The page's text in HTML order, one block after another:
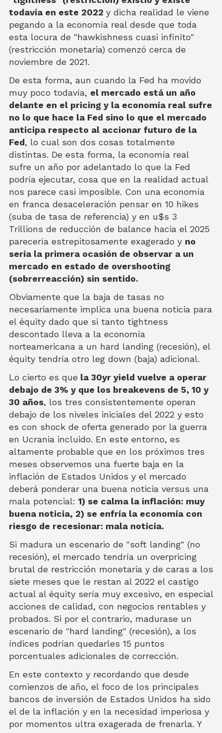
todavía en este 2022 y dicha realidad le viene
pegando a la economía real desde que toda
esta locura de "hawkishness cuasi infinito"
(restricción monetaria) comenzó cerca de
noviembre de 2021.
De esta forma, aun cuando la Fed ha movido
muy poco todavía, el mercado está un año
delante en el pricing y la economía real sufre
no lo que hace la Fed sino lo que el mercado
anticipa respecto al accionar futuro de la
Fed, lo cual son dos cosas totalmente
distintas. De esta forma, la economía real
sufre un año por adelantado lo que la Fed
podría ejecutar, cosa que en la realidad actual
nos parece casi imposible. Con una economía
en franca desaceleración pensar en 10 hikes
(suba de tasa de referencia) y en u$s 3
Trillions de reducción de balance hacia el 2025
parecería estrepitosamente exagerado y no
sería la primera ocasión de observar a un
mercado en estado de overshooting
(sobrerreacción) sin sentido.
Obviamente que la baja de tasas no
necesariamente implica una buena noticia para
el équity dado que si tanto tightness
descontado lleva a la economía
norteamericana a un hard landing (recesión), el
équity tendría otro leg down (baja) adicional.
Lo cierto es que la 30yr yield vuelve a operar
debajo de 3% y que los breakevens de 5, 10 y
30 años, los tres consistentemente operan
debajo de los niveles iniciales del 2022 y esto
es con shock de oferta generado por la guerra
en Ucrania incluido. En este entorno, es
altamente probable que en los próximos tres
meses observemos una fuerte baja en la
inflación de Estados Unidos y el mercado
deberá ponderar una buena noticia versus una
mala potencial: 1) se calma la inflación: muy
buena noticia, 2) se enfría la economía con
riesgo de recesionar: mala noticia.
Si madura un escenario de "soft landing" (no
recesión), el mercado tendría un overpricing
brutal de restricción monetaria y de caras a los
siete meses que le restan al 2022 el castigo
actual al équity sería muy excesivo, en especial
acciones de calidad, con negocios rentables y
probados. Si por el contrario, madurase un
escenario de "hard landing" (recesión), a los
índices podrían quedarles 15 puntos
porcentuales adicionales de corrección.
En este contexto y recordando que desde
comienzos de año, el foco de los principales
bancos de inversión de Estados Unidos ha sido
el de la inflación y en la necesidad imperiosa y
por momentos ultra exagerada de frenarla. Y